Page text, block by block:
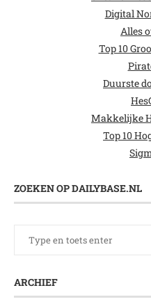
Digital
Alles
Top 10
Duurste
Makkelijke
Top 10
ZOEKEN OP DAILYBASE.NL
ARCHIEF